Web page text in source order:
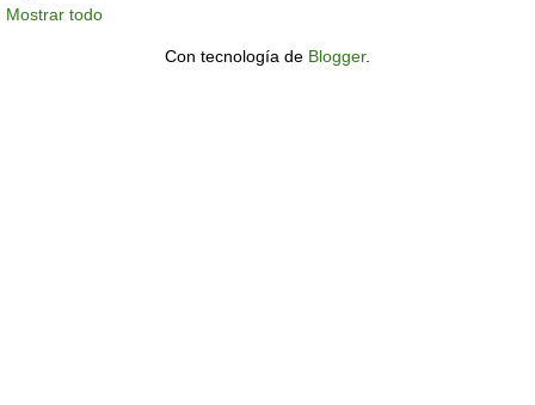
Mostrar todo
Con tecnología de Blogger.